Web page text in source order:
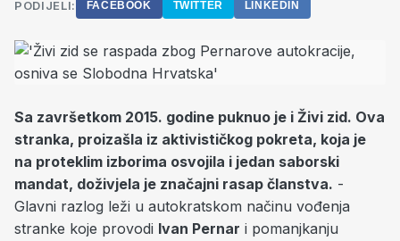
PODIJELI: FACEBOOK TWITTER LINKEDIN
Sa završetkom 2015. godine puknuo je i Živi zid. Ova
stranka, proizašla iz aktivističkog pokreta, koja je
na proteklim izborima osvojila i jedan saborski
mandat, doživjela je značajni rasap članstva. -
Glavni razlog leži u autokratskom načinu vođenja
stranke koje provodi Ivan Pernar i pomanjkanju